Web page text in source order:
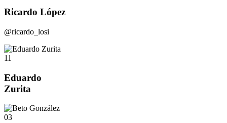
Ricardo López
@ricardo_losi
11
Eduardo
Zurita
03